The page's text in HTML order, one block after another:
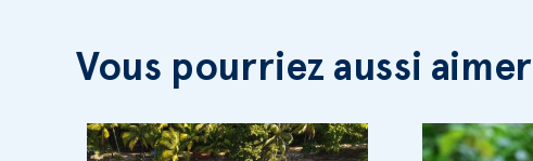
Vous pourriez aussi aimer